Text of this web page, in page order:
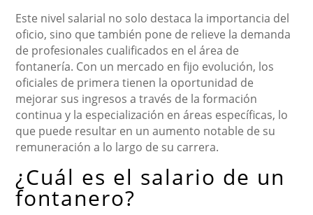
Este nivel salarial no solo destaca la importancia del
oficio, sino que también pone de relieve la demanda
de profesionales cualificados en el área de
fontanería. Con un mercado en fijo evolución, los
oficiales de primera tienen la oportunidad de
mejorar sus ingresos a través de la formación
continua y la especialización en áreas específicas, lo
que puede resultar en un aumento notable de su
remuneración a lo largo de su carrera.
¿Cuál es el salario de un
fontanero?